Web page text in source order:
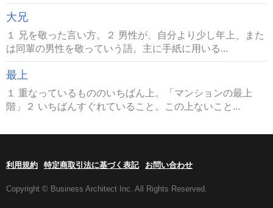
大兄
１ 兄を敬った言い方。２ 男性が、自分より少し年上、また
は同輩の男性を敬っていう語。主に手紙に用いる...
最上
１ 重なっているもののいちばん上。「マンションの最上
階」２ いちばんすぐれていること。この上ないこと...
利用規約 特定商取引法に基づく表記 お問い合わせ
Copyright © Business Architect Inc. All Rights Reserved.